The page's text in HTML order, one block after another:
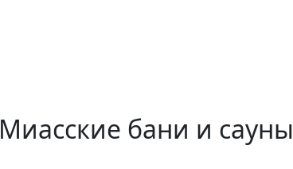
Миасские бани и сауны